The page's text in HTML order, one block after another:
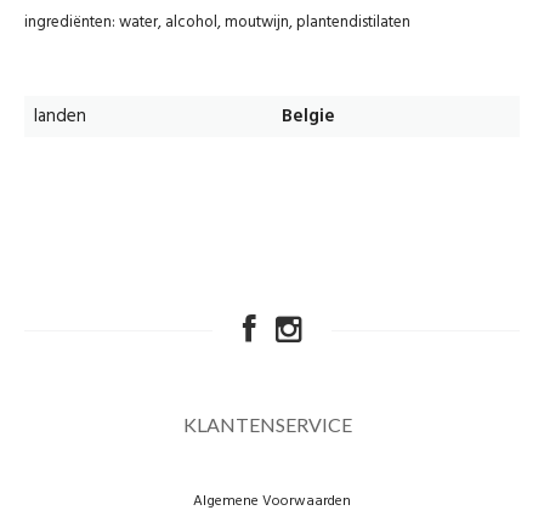
ingrediënten: water, alcohol, moutwijn, plantendistilaten
landen Belgie
KLANTENSERVICE
Algemene Voorwaarden